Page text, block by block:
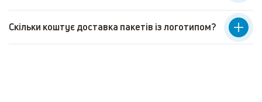
Скільки коштує доставка пакетів із логотипом?